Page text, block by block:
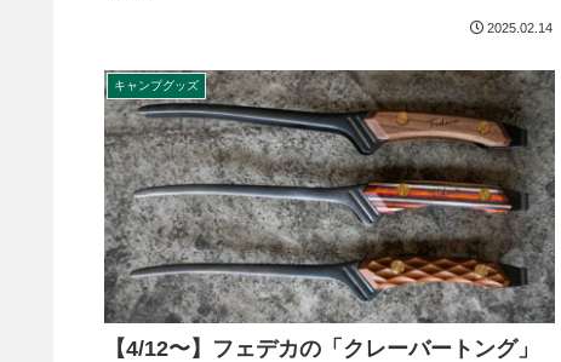
2025.02.14
キャンプグッズ
【4/12〜】フェデカの「クレーバートング」